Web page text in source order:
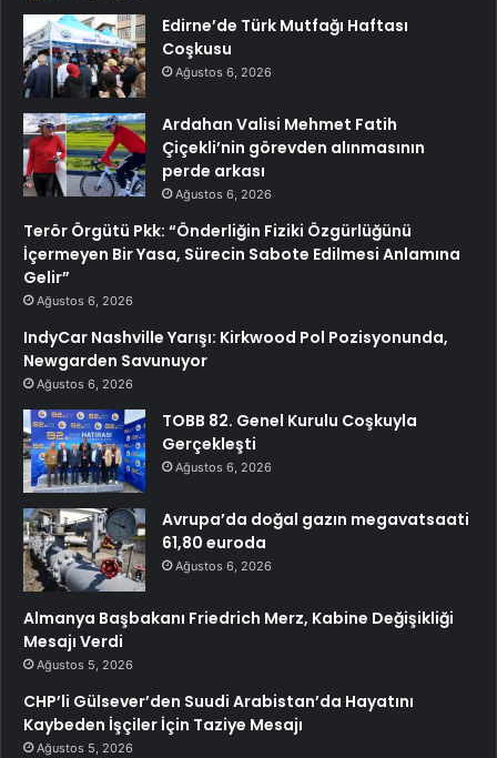
Edirne’de Türk Mutfağı Haftası
Coşkusu
Ağustos 6, 2026
Ardahan Valisi Mehmet Fatih
Çiçekli’nin görevden alınmasının
perde arkası
Ağustos 6, 2026
Terör Örgütü Pkk: “Önderliğin Fiziki Özgürlüğünü
İçermeyen Bir Yasa, Sürecin Sabote Edilmesi Anlamına
Gelir”
Ağustos 6, 2026
IndyCar Nashville Yarışı: Kirkwood Pol Pozisyonunda,
Newgarden Savunuyor
Ağustos 6, 2026
TOBB 82. Genel Kurulu Coşkuyla
Gerçekleşti
Ağustos 6, 2026
Avrupa’da doğal gazın megavatsaati
61,80 euroda
Ağustos 6, 2026
Almanya Başbakanı Friedrich Merz, Kabine Değişikliği
Mesajı Verdi
Ağustos 5, 2026
CHP’li Gülsever’den Suudi Arabistan’da Hayatını
Kaybeden İşçiler İçin Taziye Mesajı
Ağustos 5, 2026